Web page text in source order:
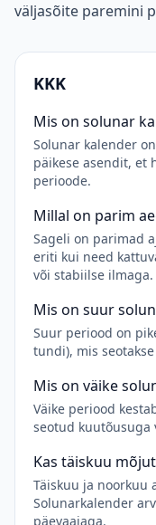
väljasõite paremini
KKK
Mis on solunar
Solunar kalender
päikese asendit, et
perioode.
Millal on parim
Sageli on parimad
eriti kui need
või stabiilse ilmaga.
Mis on suur
Suur periood on
tundi), mis
Mis on väike
Väike periood
seotud kuutõusuga
Kas täiskuu
Täiskuu ja noorkuu
Solunarkalender
päevaajaga.